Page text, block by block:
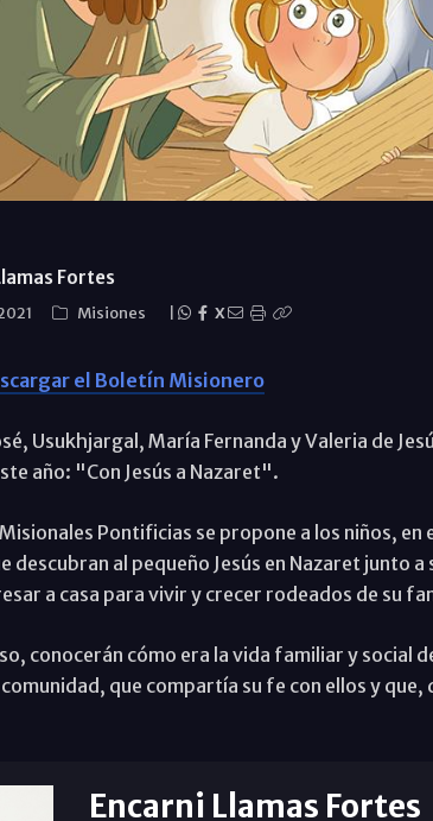
Fortes
Misiones X
el Boletín Misionero
Usukhjargal, María Fernanda y Valeria de
año: "Con Jesús a Nazaret".
Pontificias se propone a los niños,
descubran al pequeño Jesús en Nazaret junto
a casa para vivir y crecer rodeados de su
conocerán cómo era la vida familiar y social
que compartía su fe con ellos y
Encarni Llamas Fortes